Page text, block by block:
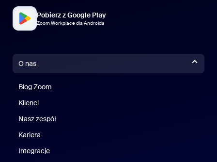
Pobierz z Google Play
Zoom Workplace dla Androida
O nas
Blog Zoom
Klienci
Nasz zespół
Kariera
Integracje